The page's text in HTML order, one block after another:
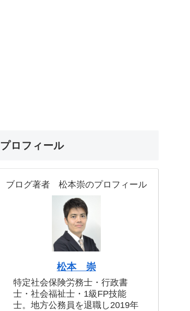
プロフィール
ブログ著者 松本崇のプロフィール
松本 崇
特定社会保険労務士・行政書
士・社会福祉士・1級FP技能
士。地方公務員を退職し2019年